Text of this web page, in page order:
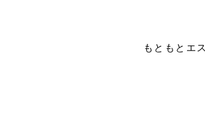
もともとエ